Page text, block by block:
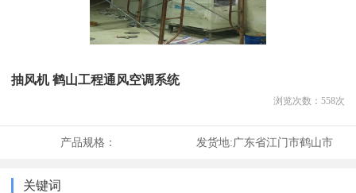
抽风机 鹤山工程通风空调系统
浏览次数： 558次
产品规格： 发货地:广东省江门市鹤山市
关键词